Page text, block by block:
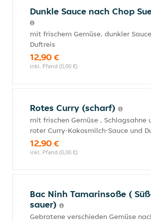
Dunkle Sauce nach Chop
mit frischem Gemüse, dunkler
Duftreis
12,90 €
inkl. Pfand (0,00 €)
Rotes Curry (scharf)
mit frischen Gemüse , Schlagsahne
roter Curry-Kokosmilch-Sauce und
12,90 €
inkl. Pfand (0,00 €)
Bac Ninh Tamarinsoße (
sauer)
Gebratene verschieden Gemüse